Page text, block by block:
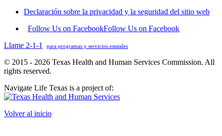
Declaración sobre la privacidad y la seguridad del sitio web
Follow Us on FacebookFollow Us on Facebook
Llame 2-1-1
para programas y servicios estatales
© 2015 - 2026 Texas Health and Human Services Commission. All
rights reserved.
Navigate Life Texas is a project of:
Volver al inicio